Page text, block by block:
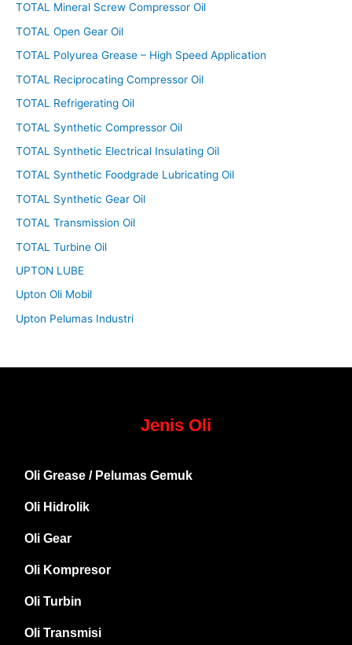
TOTAL Mineral Screw Compressor Oil
TOTAL Open Gear Oil
TOTAL Polyurea Grease – High Speed Application
TOTAL Reciprocating Compressor Oil
TOTAL Refrigerating Oil
TOTAL Synthetic Compressor Oil
TOTAL Synthetic Electrical Insulating Oil
TOTAL Synthetic Foodgrade Lubricating Oil
TOTAL Synthetic Gear Oil
TOTAL Transmission Oil
TOTAL Turbine Oil
UPTON LUBE
Upton Oli Mobil
Upton Pelumas Industri
Jenis Oli
Oli Grease / Pelumas Gemuk
Oli Hidrolik
Oli Gear
Oli Kompresor
Oli Turbin
Oli Transmisi